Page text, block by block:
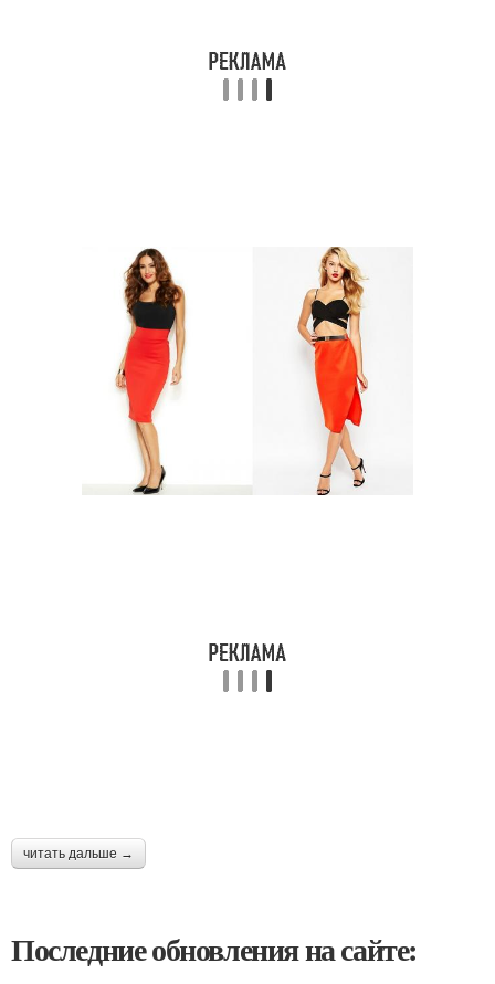
читать дальше →
Последние обновления на сайте: